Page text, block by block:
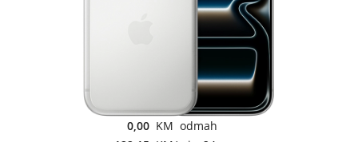
0,00 KM odmah